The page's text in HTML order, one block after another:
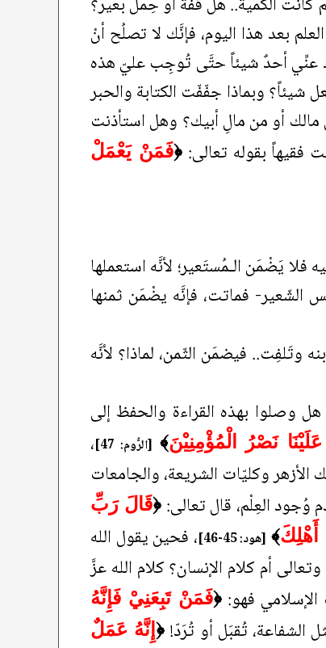
بعد هذا اليوم، فإنَّك لا تصلُح أنْ
عنِّي أحدٌ شيئاً حتَّى تُوجِب عليّ هذه
شيئاً؟ وبماذا جفّفّت الكتابة والحبر
أو من مالِ أبيك؟ وهل استأذنت
فقيهاً بقوله تعالى:﴿فَمَنْ يَعْمَلْ
يَضْمَن الـمُستَعير؛ لأنَّه استعملها
فماتت، فإنَّه يضْمَن ثمنها
وتَلفِت.. فيضمَن الثّمن، لماذا؟ لأنَّه
وصلوا بهذه القراءة والحفظ إلى
نَصْرُ الْمُؤْمِنِيْنَ﴾ [الرُّوم: 47]
،
الأزهر وكليّات الشريعة، والجامعات
وُجود العِلْم، قال تعالى: ﴿قَالَ رَبِّ
﴾ [هود: 45-46]
، فحين يقول الله
أم كلام الإنسان؟ كلام الله عزَّ
فهو: ﴿فَمَنْ تَبِعَنِيْ فَإِنَّهُ
الشفاعة، تُقبَل أو تُرَدّ! ﴿إِنَّهُ عَمَلٌ